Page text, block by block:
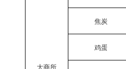
大商所
焦炭
鸡蛋